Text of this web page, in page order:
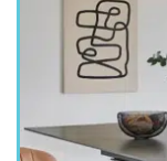
décoration